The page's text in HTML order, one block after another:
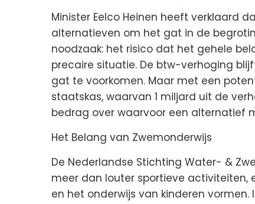
Minister Eelco Heinen heeft verklaard
alternatieven om het gat in de
noodzaak: het risico dat het gehele
precaire situatie. De btw-verhoging
gat te voorkomen. Maar met een
staatskas, waarvan 1 miljard uit de
bedrag over waarvoor een alternatief
Het Belang van Zwemonderwijs
De Nederlandse Stichting Water- &
meer dan louter sportieve activiteiten,
en het onderwijs van kinderen vormen.